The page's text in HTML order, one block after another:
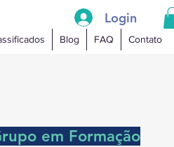
Login
Blog FAQ Contato
em Formação